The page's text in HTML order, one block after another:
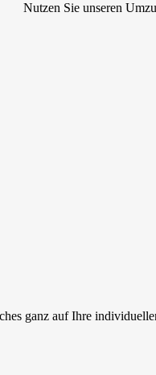
Nutzen Sie unseren
ganz auf Ihre